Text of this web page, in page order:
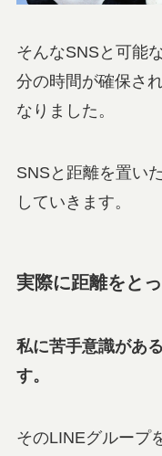
そんなSNSと可能
分の時間が確保さ
なりました。
SNSと距離を置い
していきます。
実際に距離をと
私に苦手意識があ
す。
そのLINEグループ